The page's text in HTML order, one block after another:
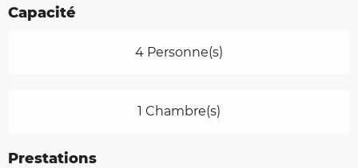
Capacité
4 Personne(s)
1 Chambre(s)
Prestations